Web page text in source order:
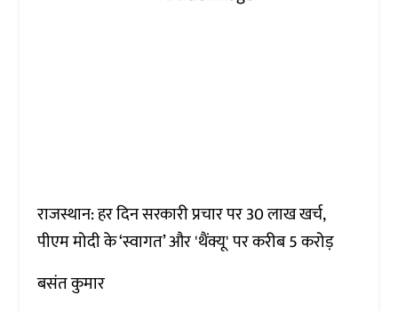
राजस्थान: हर दिन सरकारी प्रचार पर 30 लाख खर्च,
पीएम मोदी के ‘स्वागत’ और 'थैंक्यू' पर करीब 5 करोड़
बसंत कुमार